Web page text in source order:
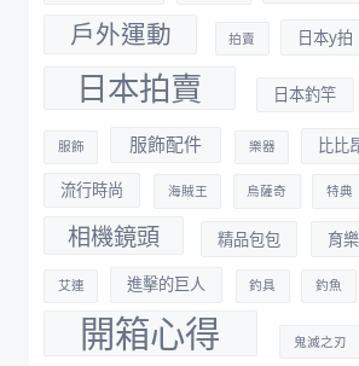
戶外運動 拍賣 日本y拍
日本拍賣 日本釣竿
服飾 服飾配件 樂器 比比
流行時尚 海賊王 烏薩奇 特典
相機鏡頭 精品包包 育
艾連 進擊的巨人 釣具 釣魚
開箱心得 鬼滅之刃